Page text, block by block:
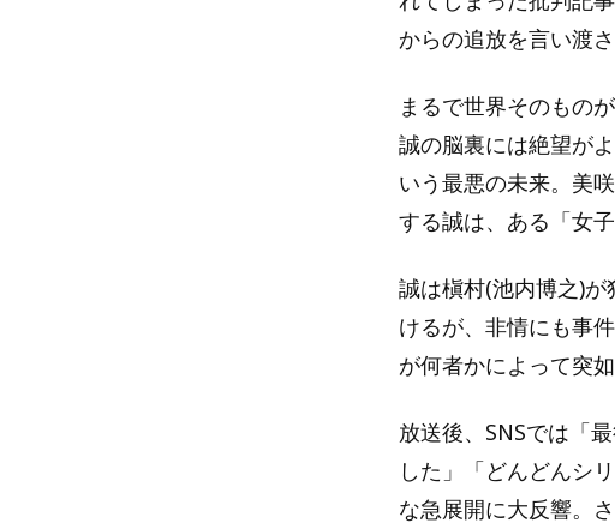
からの追放を言い渡さ
まるで世界そのもの
誠の脳裏には絶望が
いう最悪の未来。美
する誠は、ある「女
誠は槇村(池内博之)
けるが、非情にも事
が何者かによって突
放送後、SNSでは「
した」「どんどんシ
な急展開に大反響。